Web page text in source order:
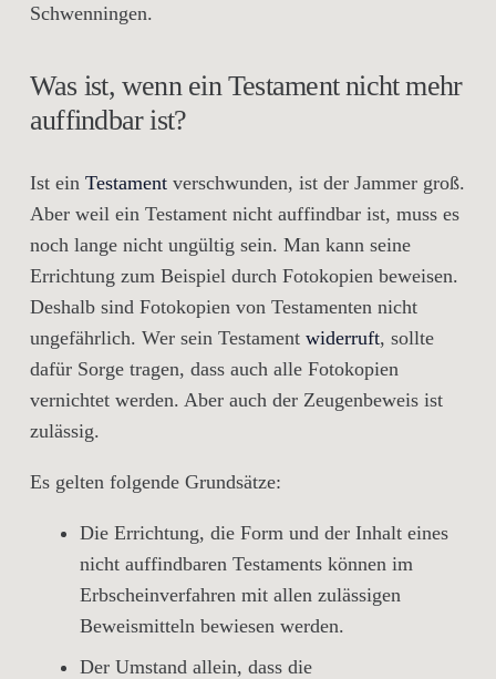
Schwenningen.
Was ist, wenn ein Testament nicht mehr
auffindbar ist?
Ist ein Testament verschwunden, ist der Jammer groß.
Aber weil ein Testament nicht auffindbar ist, muss es
noch lange nicht ungültig sein. Man kann seine
Errichtung zum Beispiel durch Fotokopien beweisen.
Deshalb sind Fotokopien von Testamenten nicht
ungefährlich. Wer sein Testament widerruft, sollte
dafür Sorge tragen, dass auch alle Fotokopien
vernichtet werden. Aber auch der Zeugenbeweis ist
zulässig.
Es gelten folgende Grundsätze:
Die Errichtung, die Form und der Inhalt eines
nicht auffindbaren Testaments können im
Erbscheinverfahren mit allen zulässigen
Beweismitteln bewiesen werden.
Der Umstand allein, dass die